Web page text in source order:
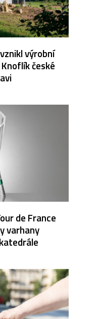
výrobní
české
de France
varhany